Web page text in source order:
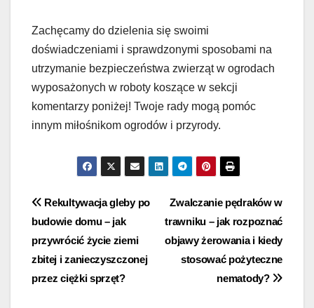
Zachęcamy do dzielenia się swoimi
doświadczeniami i sprawdzonymi sposobami na
utrzymanie bezpieczeństwa zwierząt w ogrodach
wyposażonych w roboty koszące w sekcji
komentarzy poniżej! Twoje rady mogą pomóc
innym miłośnikom ogrodów i przyrody.
Nawigacja
wpisu
Zwalczanie pędraków w
trawniku – jak rozpoznać
objawy żerowania i kiedy
stosować pożyteczne
nematody?
Rekultywacja gleby po
budowie domu – jak
przywrócić życie ziemi
zbitej i zanieczyszczonej
przez ciężki sprzęt?